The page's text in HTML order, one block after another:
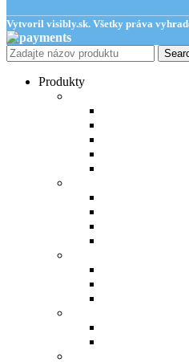
Vytvoril visibly.sk. Všetky práva
Produkty